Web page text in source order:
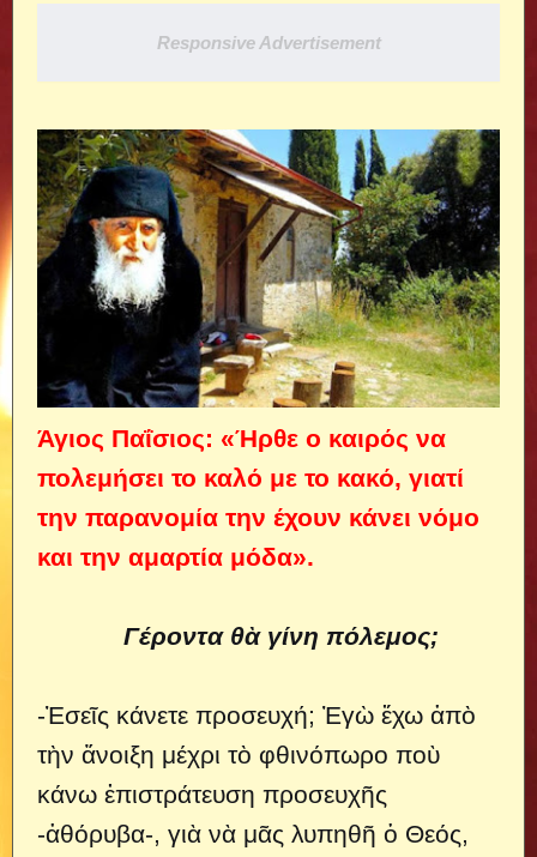
Responsive Advertisement
Άγιος Παΐσιος: «Ήρθε ο καιρός να
πολεμήσει το καλό με το κακό, γιατί
την παρανομία την έχουν κάνει νόμο
και την αμαρτία μόδα».
Γέροντα θὰ γίνη πόλεμος;
-Ἐσεῖς κάνετε προσευχή; Ἐγὼ ἔχω ἀπὸ
τὴν ἄνοιξη μέχρι τὸ φθινόπωρο ποὺ
κάνω ἐπιστράτευση προσευχῆς
-ἀθόρυβα-, γιὰ νὰ μᾶς λυπηθῆ ὁ Θεός,